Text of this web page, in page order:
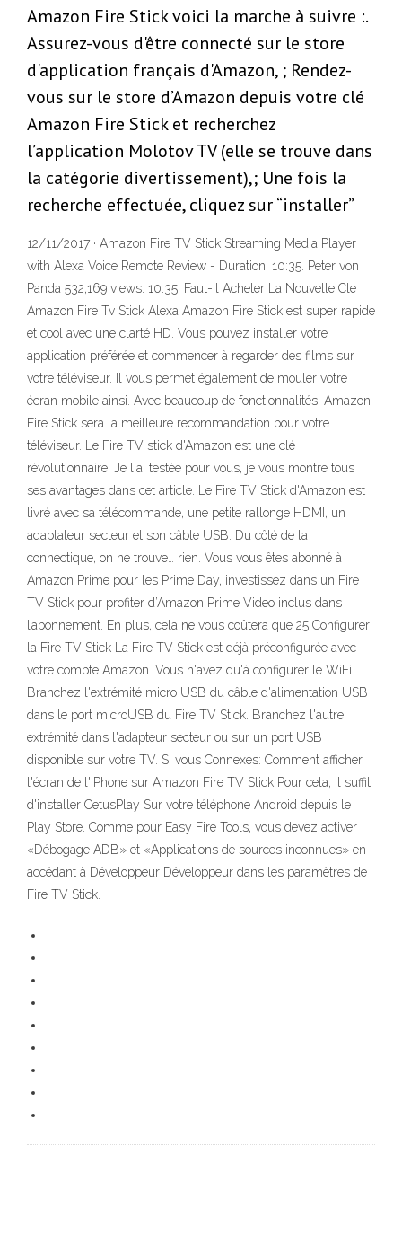
Amazon Fire Stick voici la marche à suivre :.
Assurez-vous d'être connecté sur le store
d'application français d'Amazon, ; Rendez-
vous sur le store d’Amazon depuis votre clé
Amazon Fire Stick et recherchez
l’application Molotov TV (elle se trouve dans
la catégorie divertissement),; Une fois la
recherche effectuée, cliquez sur “installer”
12/11/2017 · Amazon Fire TV Stick Streaming Media Player
with Alexa Voice Remote Review - Duration: 10:35. Peter von
Panda 532,169 views. 10:35. Faut-il Acheter La Nouvelle Cle
Amazon Fire Tv Stick Alexa Amazon Fire Stick est super rapide
et cool avec une clarté HD. Vous pouvez installer votre
application préférée et commencer à regarder des films sur
votre téléviseur. Il vous permet également de mouler votre
écran mobile ainsi. Avec beaucoup de fonctionnalités, Amazon
Fire Stick sera la meilleure recommandation pour votre
téléviseur. Le Fire TV stick d'Amazon est une clé
révolutionnaire. Je l'ai testée pour vous, je vous montre tous
ses avantages dans cet article. Le Fire TV Stick d'Amazon est
livré avec sa télécommande, une petite rallonge HDMI, un
adaptateur secteur et son câble USB. Du côté de la
connectique, on ne trouve… rien. Vous vous êtes abonné à
Amazon Prime pour les Prime Day, investissez dans un Fire
TV Stick pour profiter d’Amazon Prime Video inclus dans
l’abonnement. En plus, cela ne vous coûtera que 25 Configurer
la Fire TV Stick La Fire TV Stick est déjà préconfigurée avec
votre compte Amazon. Vous n'avez qu'à configurer le WiFi.
Branchez l'extrémité micro USB du câble d'alimentation USB
dans le port microUSB du Fire TV Stick. Branchez l'autre
extrémité dans l'adapteur secteur ou sur un port USB
disponible sur votre TV. Si vous Connexes: Comment afficher
l'écran de l'iPhone sur Amazon Fire TV Stick Pour cela, il suffit
d'installer CetusPlay Sur votre téléphone Android depuis le
Play Store. Comme pour Easy Fire Tools, vous devez activer
«Débogage ADB» et «Applications de sources inconnues» en
accédant à Développeur Développeur dans les paramètres de
Fire TV Stick.